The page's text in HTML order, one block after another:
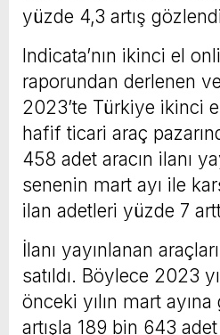
yüzde 4,3 artış
Indicata’nın ikinci el
raporundan derlenen
2023’te Türkiye ikinci
hafif ticari araç
458 adet aracın ilanı
senenin mart ayı ile
ilan adetleri yüzde 7
İlanı yayınlanan
satıldı. Böylece 2023
önceki yılın mart
artışla 189 bin 643